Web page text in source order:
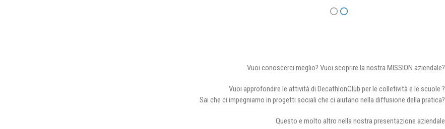
Vuoi conoscerci meglio? Vuoi scoprire la nostra MISSION aziendale?
Vuoi approfondire le attività di DecathlonClub per le colletività e le scuole ?
Sai che ci impegniamo in progetti sociali che ci aiutano nella diffusione della pratica?
Questo e molto altro nella nostra presentazione aziendale